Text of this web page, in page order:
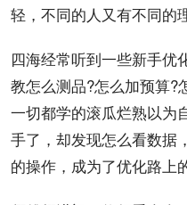
轻，不同的人又有不同的
四海经常听到一些新手优
教怎么测品?怎么加预算?
一切都学的滚瓜烂熟以为
手了，却发现怎么看数据
的操作，成为了优化路上